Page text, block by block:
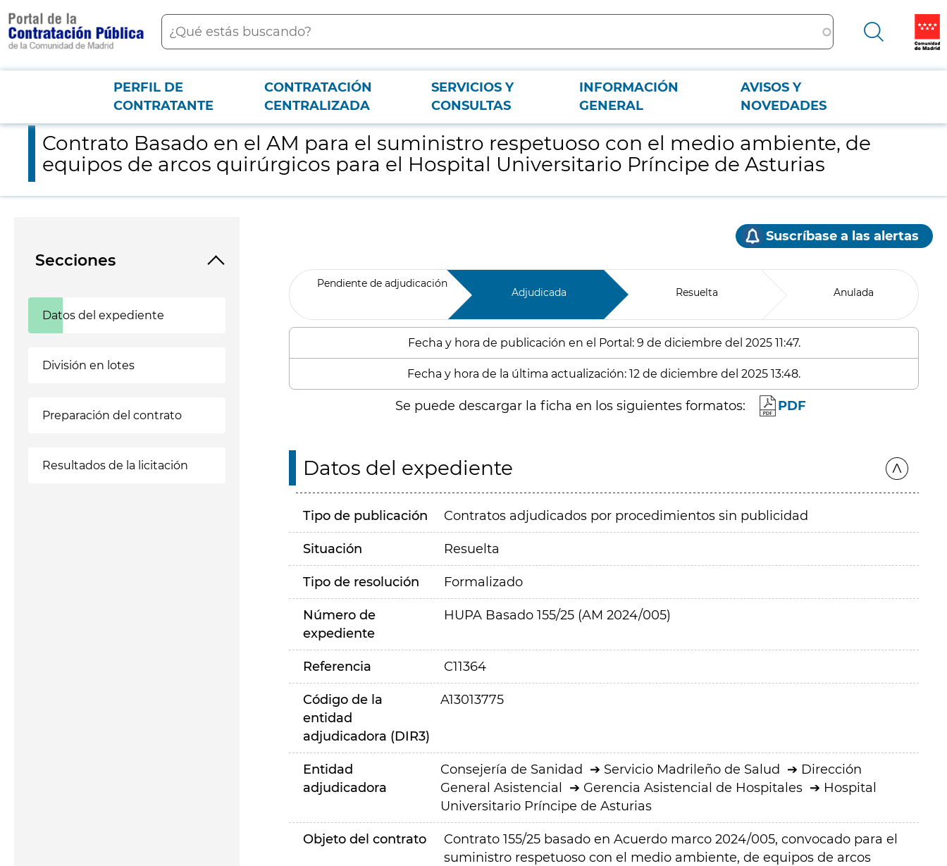
contenido
principal
Buscar
Menú PCON
PERFIL DE
CONTRATANTE
CONTRATACIÓN
CENTRALIZADA
SERVICIOS Y
CONSULTAS
INFORMACIÓN
GENERAL
AVISOS Y
NOVEDADES
Contrato Basado en el AM para el suministro respetuoso con el medio ambiente, de equipos de arcos quirúrgicos para el Hospital Universitario Príncipe de Asturias
Contrato Basado en el AM para el suministro respetuoso con el medio ambiente, de
equipos de arcos quirúrgicos para el Hospital Universitario Príncipe de Asturias
Secciones
Datos del expediente
División en lotes
Preparación del contrato
Resultados de la licitación
Suscríbase a las alertas
Pendiente de adjudicación
Adjudicada Resuelta Anulada
Fecha y hora de publicación en el Portal: 9 de diciembre del 2025 11:47.
Fecha y hora de la última actualización: 12 de diciembre del 2025 13:48.
Se puede descargar la ficha en los siguientes formatos: PDF
Datos del expediente
Tipo de publicación Contratos adjudicados por procedimientos sin publicidad
Situación Resuelta
Tipo de resolución Formalizado
Número de
expediente
HUPA Basado 155/25 (AM 2024/005)
Referencia C11364
Código de la
entidad
adjudicadora (DIR3)
A13013775
Entidad
adjudicadora
Consejería de Sanidad Servicio Madrileño de Salud
Dirección
General Asistencial
Gerencia Asistencial de Hospitales
Hospital
Universitario Príncipe de Asturias
Objeto del contrato
Contrato 155/25 basado en Acuerdo marco 2024/005, convocado para el
suministro respetuoso con el medio ambiente, de equipos de arcos